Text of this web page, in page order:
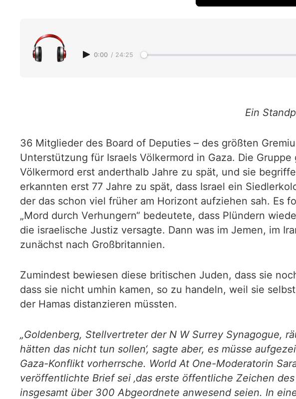
0:00 / 24:25
Ein
36 Mitglieder des Board of Deputies – des größten
Unterstützung für Israels Völkermord in Gaza. Die
Völkermord erst anderthalb Jahre zu spät, und sie
erkannten erst 77 Jahre zu spät, dass Israel ein
der das schon viel früher am Horizont aufziehen sah. Es
„Mord durch Verhungern“ bedeutete, dass Plündern
die israelische Justiz versagte. Dann was im Jemen, im
zunächst nach Großbritannien.
Zumindest bewiesen diese britischen Juden, dass sie
dass sie nicht umhin kamen, so zu handeln, weil sie
der Hamas distanzieren müssten.
„Goldenberg, Stellvertreter der N W Surrey Synagogue,
hätten das nicht tun sollen‘, sagte aber, es müsse
Gaza-Konflikt vorherrsche. World At One-Moderatorin
veröffentlichte Brief sei ‚das erste öffentliche Zeichen
insgesamt über 300 Abgeordnete anwesend seien. In